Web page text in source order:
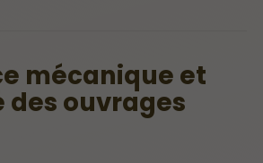
mécanique et
ouvrages